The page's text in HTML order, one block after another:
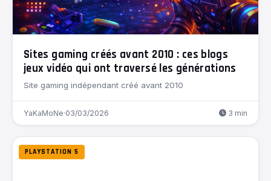
Sites gaming créés avant 2010 : ces blogs
jeux vidéo qui ont traversé les générations
Site gaming indépendant créé avant 2010
YaKaMoNe·03/03/2026 3 min
PLAYSTATION 5